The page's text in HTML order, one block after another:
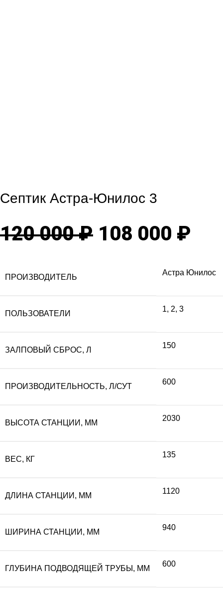
Септик Астра-Юнилос 3
120 000₽
составляла
108 000 ₽
ПРОИЗВОДИТЕЛЬ
Астра Юнилос
ПОЛЬЗОВАТЕЛИ
1, 2, 3
ЗАЛПОВЫЙ СБРОС, Л
150
ПРОИЗВОДИТЕЛЬНОСТЬ, Л/СУТ
600
ВЫСОТА СТАНЦИИ, ММ
2030
ВЕС, КГ
135
ДЛИНА СТАНЦИИ, ММ
1120
ШИРИНА СТАНЦИИ, ММ
940
ГЛУБИНА ПОДВОДЯЩЕЙ ТРУБЫ, ММ
600